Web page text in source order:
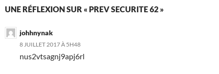
UNE RÉFLEXION SUR « PREV SECURITE 62 »
johhnynak
8 JUILLET 2017 À 5H48
nus2vtsagnj9apj6rl